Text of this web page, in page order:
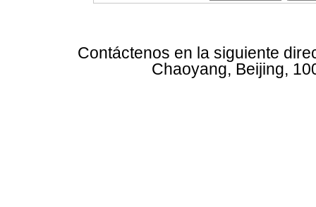
Contáctenos en la siguiente
Chaoyang, Beijing,